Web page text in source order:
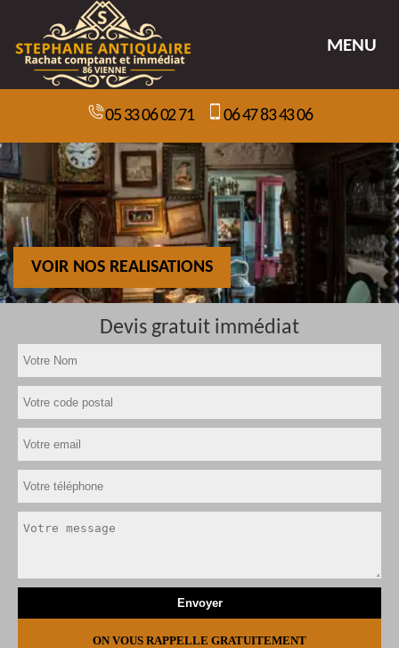
MENU
05 33 06 02 71 06 47 83 43 06
VOIR NOS REALISATIONS
Devis gratuit immédiat
ON VOUS RAPPELLE GRATUITEMENT